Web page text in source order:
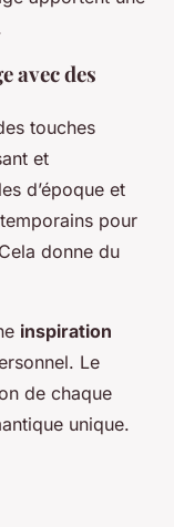
avec des
touches
et
d’époque et
pour
donne du
inspiration
Le
de chaque
unique.